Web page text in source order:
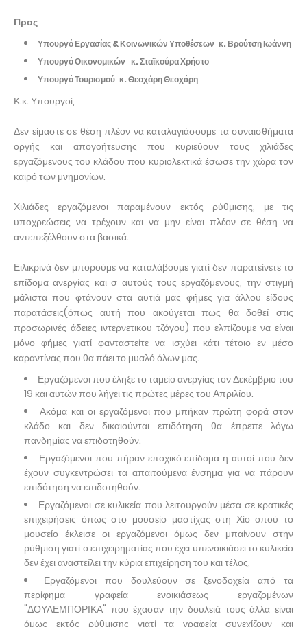
Προς
Υπουργό Εργασίας & Κοινωνικών Υποθέσεων κ. Βρούτση Ιωάννη
Υπουργό Οικονομικών κ. Σταϊκούρα Χρήστο
Υπουργό Τουρισμού κ. Θεοχάρη Θεοχάρη
Κ.κ. Υπουργοί,
Δεν είμαστε σε θέση πλέον να καταλαγιάσουμε τα συναισθήματα
οργής και απογοήτευσης που κυριεύουν τους χιλιάδες
εργαζόμενους του κλάδου που κυριολεκτικά έσωσε την χώρα τον
καιρό των μνημονίων.
Χιλιάδες εργαζόμενοι παραμένουν εκτός ρύθμισης, με τις
υποχρεώσεις να τρέχουν και να μην είναι πλέον σε θέση να
αντεπεξέλθουν στα βασικά.
Ειλικρινά δεν μπορούμε να καταλάβουμε γιατί δεν παρατείνετε το
επίδομα ανεργίας και σ αυτούς τους εργαζόμενους, την στιγμή
μάλιστα που φτάνουν στα αυτιά μας φήμες για άλλου είδους
παρατάσεις(όπως αυτή που ακούγεται πως θα δοθεί στις
προσωρινές άδειες ιντερνετικου τζόγου) που ελπίζουμε να είναι
μόνο φήμες γιατί φανταστείτε να ισχύει κάτι τέτοιο εν μέσο
καραντίνας που θα πάει το μυαλό όλων μας.
Εργαζόμενοι που έληξε το ταμείο ανεργίας τον Δεκέμβριο του
19 και αυτών που λήγει τις πρώτες μέρες του Απριλίου.
Ακόμα και οι εργαζόμενοι που μπήκαν πρώτη φορά στον
κλάδο και δεν δικαιούνται επιδότηση θα έπρεπε λόγω
πανδημίας να επιδοτηθούν.
Εργαζόμενοι που πήραν εποχικό επίδομα η αυτοί που δεν
έχουν συγκεντρώσει τα απαιτούμενα ένσημα για να πάρουν
επιδότηση να επιδοτηθούν.
Εργαζόμενοι σε κυλικεία που λειτουργούν μέσα σε κρατικές
επιχειρήσεις όπως στο μουσείο μαστίχας στη Χίο οπού το
μουσείο έκλεισε οι εργαζόμενοι όμως δεν μπαίνουν στην
ρύθμιση γιατί ο επιχειρηματίας που έχει υπενοικιάσει το κυλικείο
δεν έχει αναστείλει την κύρια επιχείρηση του και τέλος,
Εργαζόμενοι που δουλεύουν σε ξενοδοχεία από τα
περίφημα γραφεία ενοικιάσεως εργαζομένων
"ΔΟΥΛΕΜΠΟΡΙΚΑ" που έχασαν την δουλειά τους άλλα είναι
όμως εκτός ρύθμισης γιατί τα γραφεία συνεχίζουν και